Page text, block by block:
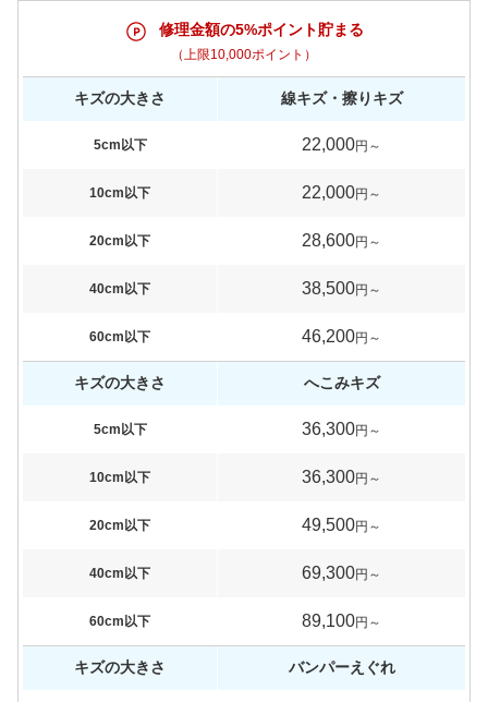
修理金額の5%ポイント貯まる
（上限10,000ポイント）
キズの大きさ 線キズ・擦りキズ
5cm以下 22,000円～
10cm以下 22,000円～
20cm以下 28,600円～
40cm以下 38,500円～
60cm以下 46,200円～
キズの大きさ へこみキズ
5cm以下 36,300円～
10cm以下 36,300円～
20cm以下 49,500円～
40cm以下 69,300円～
60cm以下 89,100円～
キズの大きさ バンパーえぐれ